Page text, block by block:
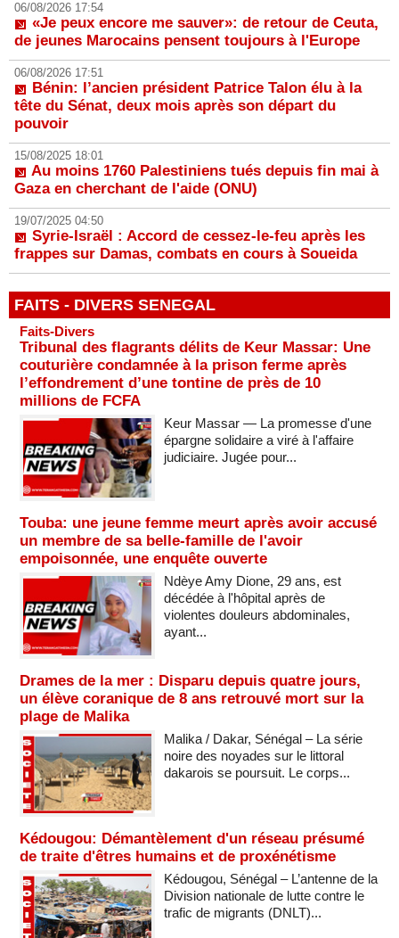
06/08/2026 17:54
«Je peux encore me sauver»: de retour de Ceuta,
de jeunes Marocains pensent toujours à l'Europe
06/08/2026 17:51
Bénin: l’ancien président Patrice Talon élu à la
tête du Sénat, deux mois après son départ du
pouvoir
15/08/2025 18:01
Au moins 1760 Palestiniens tués depuis fin mai à
Gaza en cherchant de l'aide (ONU)
19/07/2025 04:50
Syrie-Israël : Accord de cessez-le-feu après les
frappes sur Damas, combats en cours à Soueida
FAITS - DIVERS SENEGAL
Faits-Divers
Tribunal des flagrants délits de Keur Massar: Une
couturière condamnée à la prison ferme après
l’effondrement d’une tontine de près de 10
millions de FCFA
Keur Massar — La promesse d'une
épargne solidaire a viré à l'affaire
judiciaire. Jugée pour...
Touba: une jeune femme meurt après avoir accusé
un membre de sa belle-famille de l'avoir
empoisonnée, une enquête ouverte
Ndèye Amy Dione, 29 ans, est
décédée à l'hôpital après de
violentes douleurs abdominales,
ayant...
Drames de la mer : Disparu depuis quatre jours,
un élève coranique de 8 ans retrouvé mort sur la
plage de Malika
Malika / Dakar, Sénégal – La série
noire des noyades sur le littoral
dakarois se poursuit. Le corps...
Kédougou: Démantèlement d'un réseau présumé
de traite d'êtres humains et de proxénétisme
Kédougou, Sénégal – L’antenne de la
Division nationale de lutte contre le
trafic de migrants (DNLT)...